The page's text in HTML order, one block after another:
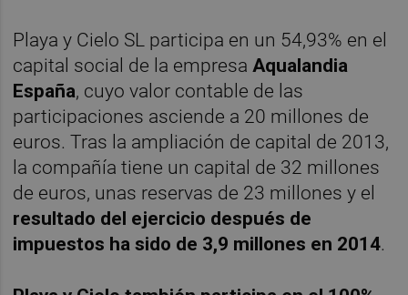
Playa y Cielo SL participa en un 54,93% en el
capital social de la empresa Aqualandia
España, cuyo valor contable de las
participaciones asciende a 20 millones de
euros. Tras la ampliación de capital de 2013,
la compañía tiene un capital de 32 millones
de euros, unas reservas de 23 millones y el
resultado del ejercicio después de
impuestos ha sido de 3,9 millones en 2014.